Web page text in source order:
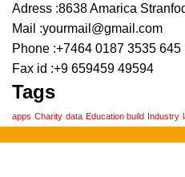
Adress :8638 Amarica
Mail :yourmail@gmail.com
Phone :+7464 0187 3535 645
Fax id :+9 659459 49594
Tags
apps Charity data Education build Industry